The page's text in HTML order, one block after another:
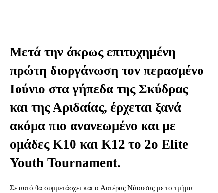
Μετά την άκρως επιτυχημένη
πρώτη διοργάνωση τον περασμένο
Ιούνιο στα γήπεδα της Σκύδρας
και της Αριδαίας, έρχεται ξανά
ακόμα πιο ανανεωμένο και με
ομάδες Κ10 και Κ12 το 2ο Elite
Youth Tournament.
Σε αυτό θα συμμετάσχει και ο Αστέρας Νάουσας με το τμήμα